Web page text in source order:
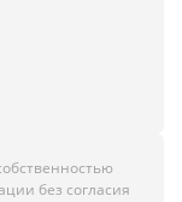
без согласия